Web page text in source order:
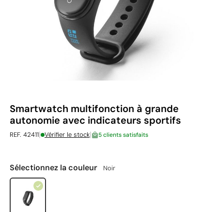
Smartwatch multifonction à grande
autonomie avec indicateurs sportifs
REF. 42411| Vérifier le stock| 5 clients satisfaits
Sélectionnez la couleur Noir